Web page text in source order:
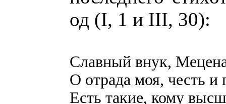
од (I, 1 и III, 30):
Славный внук,
О отрада моя, честь
Есть такие, кому